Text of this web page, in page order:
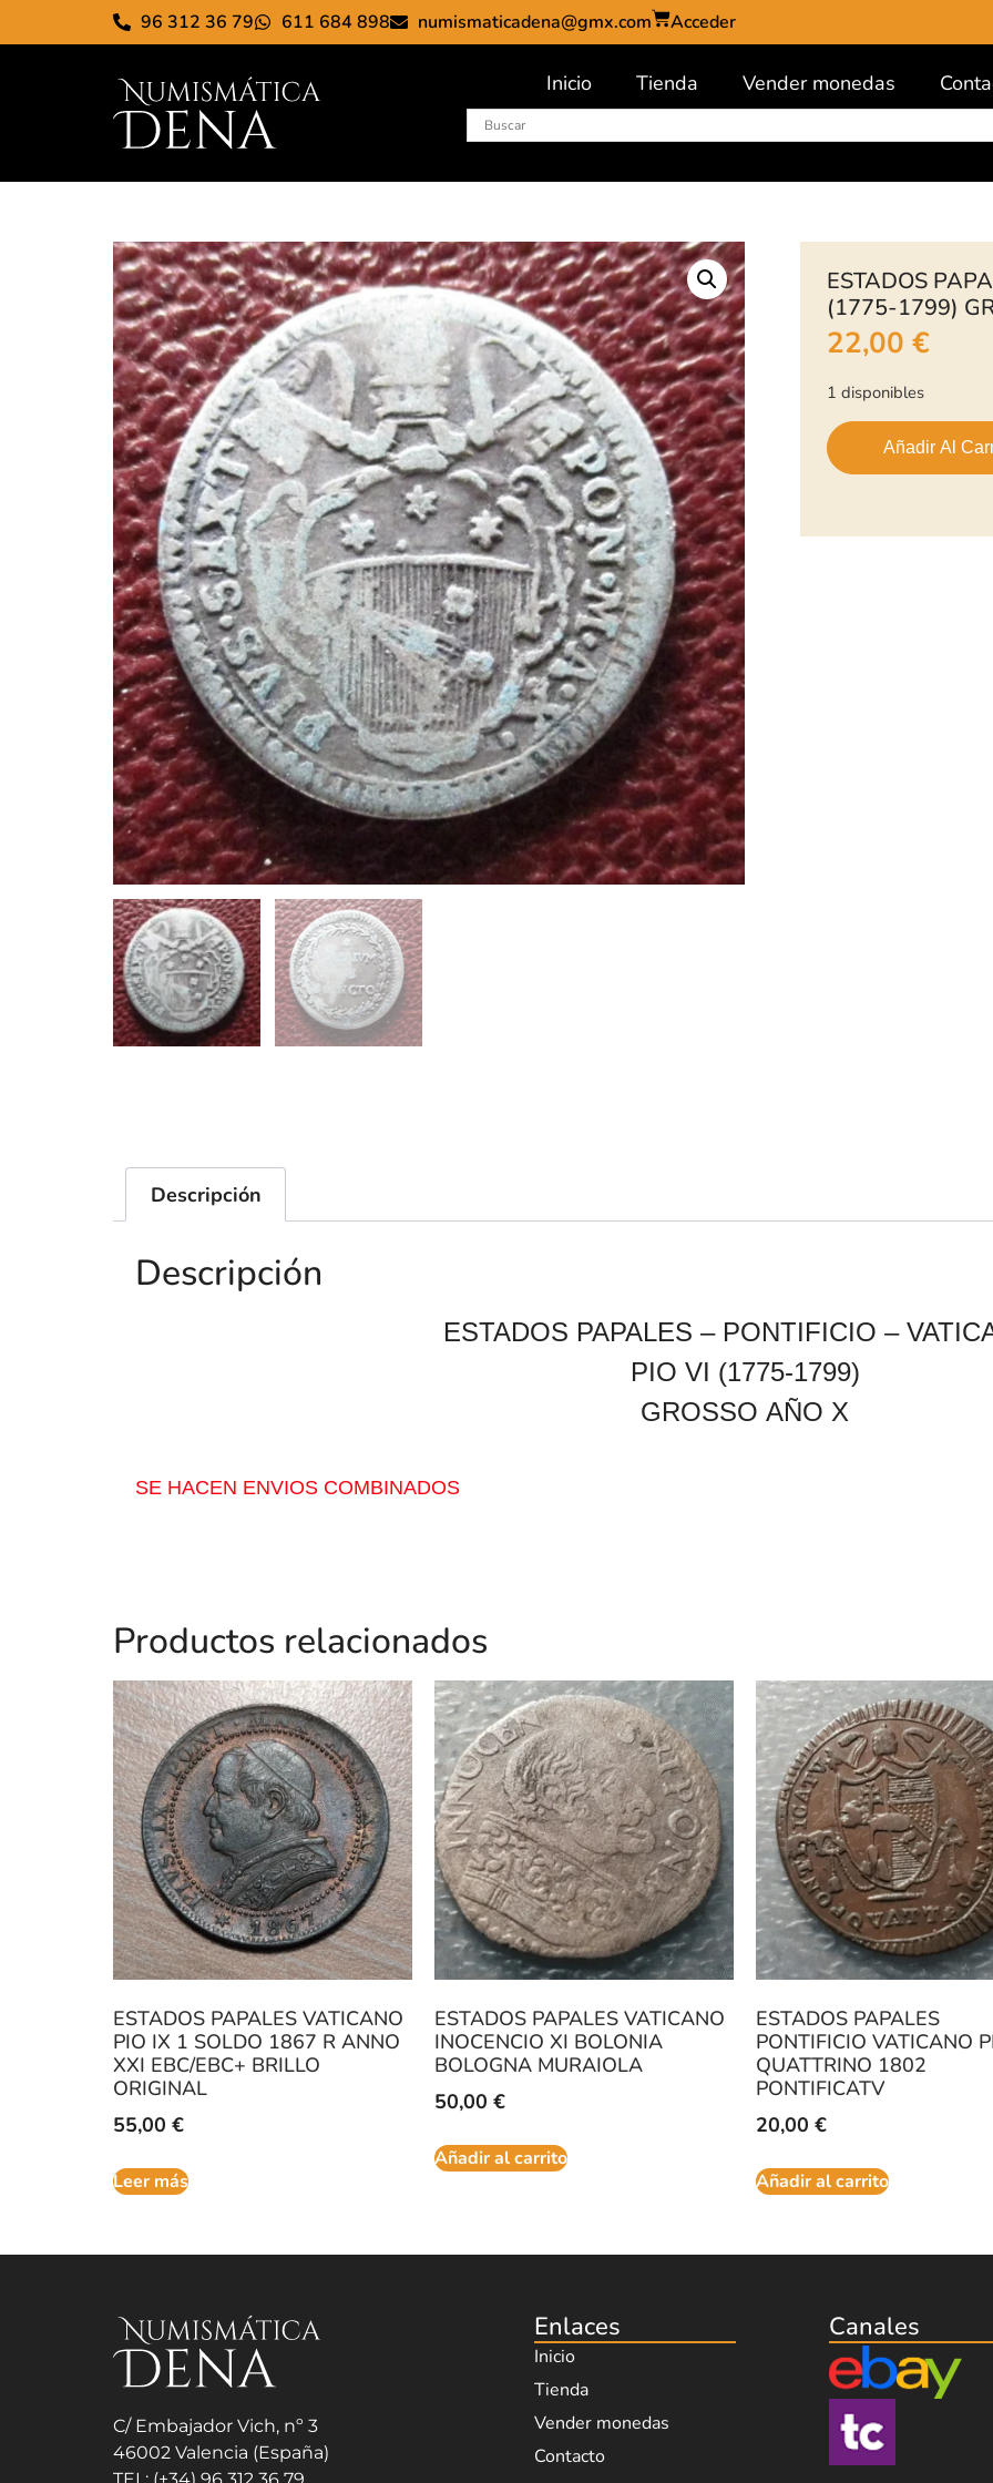
96 312 36 79 611 684 898 numismaticadena@gmx.com Acceder
Inicio Tienda Vender monedas
ESTADOS
(1775-1799)
22,00 €
1 disponibles
Añadir Al
Descripción
Descripción
ESTADOS PAPALES – PONTIFICIO –
PIO VI (1775-1799)
GROSSO AÑO X
SE HACEN ENVIOS COMBINADOS
Productos relacionados
ESTADOS PAPALES VATICANO
PIO IX 1 SOLDO 1867 R ANNO
XXI EBC/EBC+ BRILLO
ORIGINAL
55,00 €
Leer más
ESTADOS PAPALES VATICANO
INOCENCIO XI BOLONIA
BOLOGNA MURAIOLA
50,00 €
Añadir al carrito
ESTADOS PAPALES
PONTIFICIO VATICANO
QUATTRINO 1802
PONTIFICATV
20,00 €
Añadir al carrito
C/ Embajador Vich, nº 3
46002 Valencia (España)
Enlaces
Inicio
Tienda
Vender monedas
Contacto
Canales